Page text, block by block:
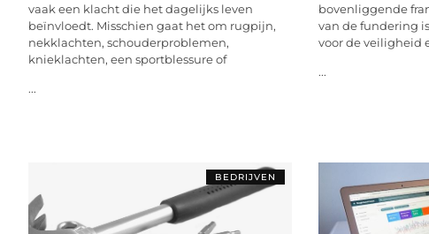
vaak een klacht die het dagelijks leven
beïnvloedt. Misschien gaat het om rugpijn,
nekklachten, schouderproblemen,
knieklachten, een sportblessure of
...
bovenliggende
van de fundering
voor de veiligheid
...
BEDRIJVEN